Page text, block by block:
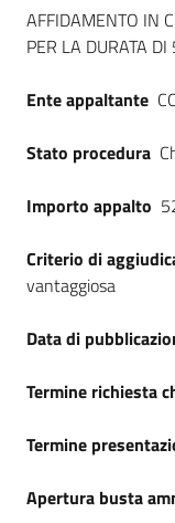
Dati del
AFFIDAMENTO IN
PER LA DURATA
Ente appaltante
Stato procedura
Importo appalto
Criterio di
vantaggiosa
Data di
Termine richiesta
Termine
Apertura busta